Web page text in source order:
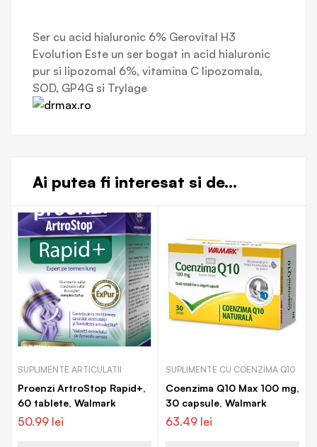
Ser cu acid hialuronic 6% Gerovital H3
Evolution Este un ser bogat in acid hialuronic
pur si lipozomal 6%, vitamina C lipozomala,
SOD, GP4G si Trylage
Ai putea fi interesat si de...
SUPLIMENTE ARTICULATII
Proenzi ArtroStop Rapid+,
60 tablete, Walmark
50.99 lei
SUPLIMENTE CU COENZIMA Q10
Coenzima Q10 Max 100 mg,
30 capsule, Walmark
63.49 lei